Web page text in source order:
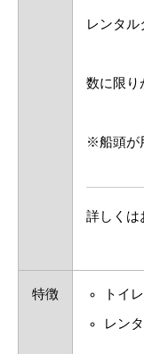
レンタル
数に限り
※船頭が
詳しくは
特徴 トイ
レン